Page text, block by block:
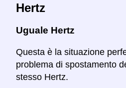
Hertz
Uguale Hertz
Questa è la situazione
problema di spostamento
stesso Hertz.